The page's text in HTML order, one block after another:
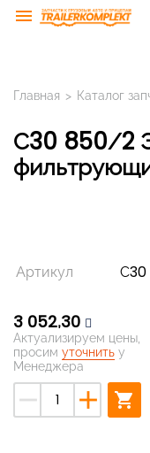
menu
Главная > Каталог
С30 850/2 Элемент
Артикул
3 052,30
Актуализируем цены,
просим уточнить у
Менеджера
remove add shopping_cart